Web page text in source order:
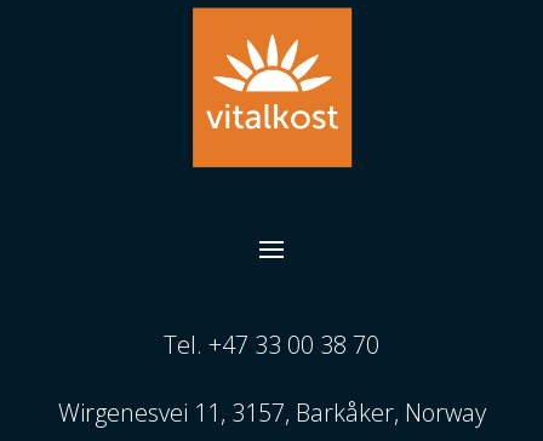
Tel. +47 33 00 38 70
Wirgenesvei 11, 3157, Barkåker, Norway